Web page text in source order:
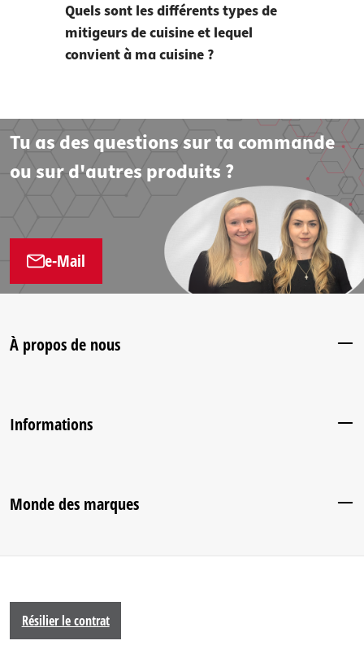
Quels sont les différents types de
mitigeurs de cuisine et lequel
convient à ma cuisine ?
Tu as des questions sur ta commande
ou sur d'autres produits ?
e-Mail
À propos de nous
Informations
Monde des marques
Résilier le contrat